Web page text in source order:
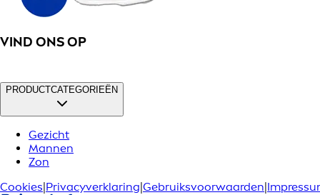
VIND ONS OP
PRODUCTCATEGORIEËN
Gezicht
Mannen
Zon
Cookies|Privacyverklaring|Gebruiksvoorwaarden|